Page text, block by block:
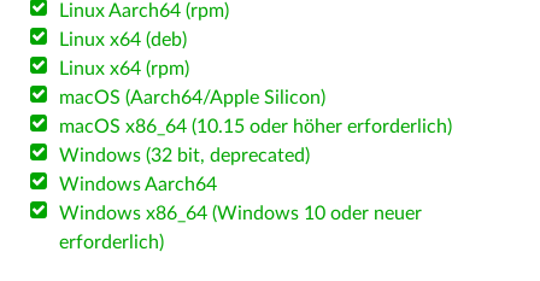
Linux Aarch64 (rpm)
Linux x64 (deb)
Linux x64 (rpm)
macOS (Aarch64/Apple Silicon)
macOS x86_64 (10.15 oder höher erforderlich)
Windows (32 bit, deprecated)
Windows Aarch64
Windows x86_64 (Windows 10 oder neuer
erforderlich)